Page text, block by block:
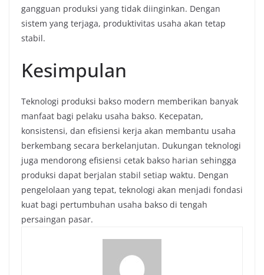
gangguan produksi yang tidak diinginkan. Dengan
sistem yang terjaga, produktivitas usaha akan tetap
stabil.
Kesimpulan
Teknologi produksi bakso modern memberikan banyak
manfaat bagi pelaku usaha bakso. Kecepatan,
konsistensi, dan efisiensi kerja akan membantu usaha
berkembang secara berkelanjutan. Dukungan teknologi
juga mendorong efisiensi cetak bakso harian sehingga
produksi dapat berjalan stabil setiap waktu. Dengan
pengelolaan yang tepat, teknologi akan menjadi fondasi
kuat bagi pertumbuhan usaha bakso di tengah
persaingan pasar.